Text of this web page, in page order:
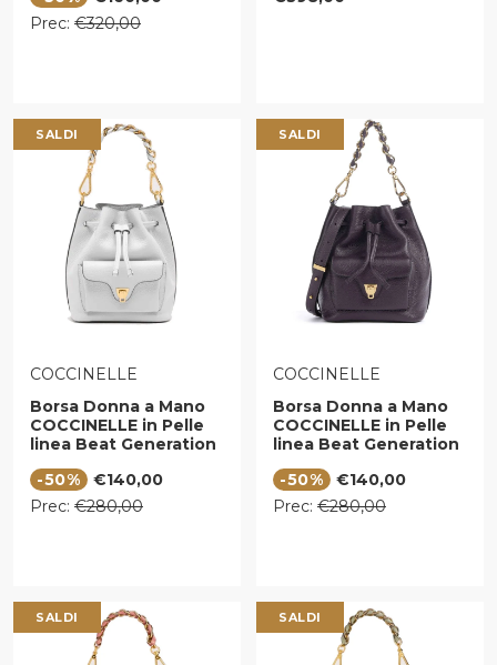
Prezzo regolare
Prec: €320,00
SALDI
VENDITORE:
COCCINELLE
Borsa Donna a Mano
COCCINELLE in Pelle
linea Beat Generation
-50%
Prezzo di vendita
€140,00
Prezzo regolare
Prec: €280,00
SALDI
VENDITORE:
COCCINELLE
Borsa Donna a Mano
COCCINELLE in Pelle
linea Beat Generation
-50%
Prezzo di vendita
€140,00
Prezzo regolare
Prec: €280,00
SALDI SALDI